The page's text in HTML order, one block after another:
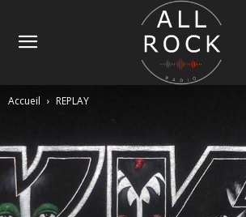
Accueil REPLAY